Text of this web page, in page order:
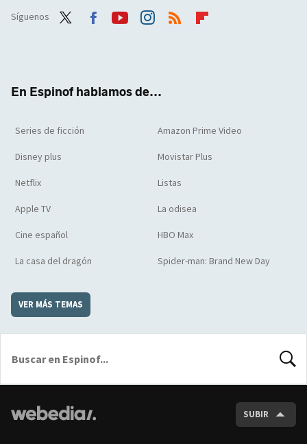
Síguenos
En Espinof hablamos de...
Series de ficción Amazon Prime Video
Disney plus Movistar Plus
Netflix Listas
Apple TV La odisea
Cine español HBO Max
La casa del dragón Spider-man: Brand New Day
VER MÁS TEMAS
SUBIR